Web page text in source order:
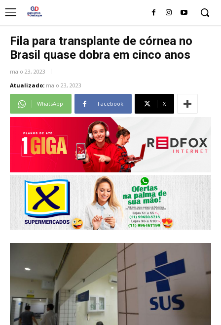
Fila para transplante de córnea no
Brasil quase dobra em cinco anos
maio 23, 2023
Atualizado: maio 23, 2023
WhatsApp Facebook X